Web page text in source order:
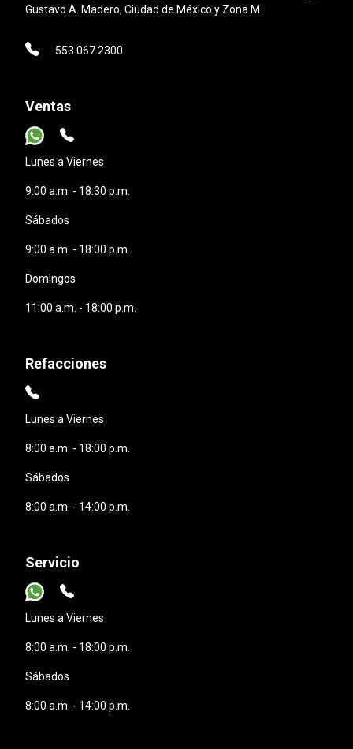
Gustavo A. Madero, Ciudad de México y Zona M
553 067 2300
Ventas
Lunes a Viernes
9:00 a.m. - 18:30 p.m.
Sábados
9:00 a.m. - 18:00 p.m.
Domingos
11:00 a.m. - 18:00 p.m.
Refacciones
Lunes a Viernes
8:00 a.m. - 18:00 p.m.
Sábados
8:00 a.m. - 14:00 p.m.
Servicio
Lunes a Viernes
8:00 a.m. - 18:00 p.m.
Sábados
8:00 a.m. - 14:00 p.m.